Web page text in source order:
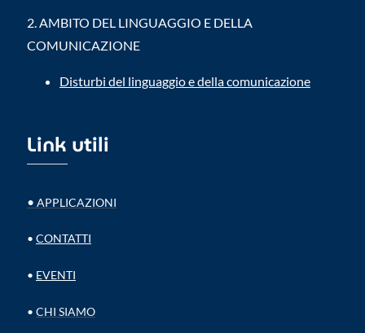
2.AMBITO DEL LINGUAGGIO E DELLA
COMUNICAZIONE
Disturbi del linguaggio e della comunicazione
Link utili
• APPLICAZIONI
• CONTATTI
• EVENTI
• CHI SIAMO